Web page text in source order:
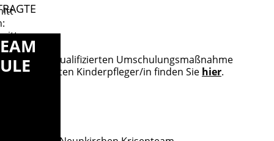
AZAV – Qualifizierten Umschulungsmaßnahme
anerkannten Kinderpfleger/in finden Sie hier.